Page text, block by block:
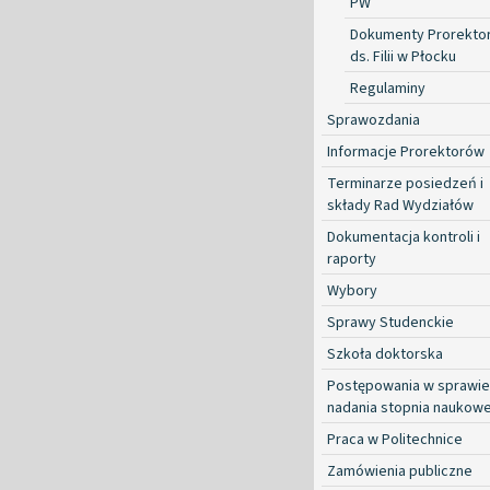
Dokumenty
ds. Filii w Płocku
Regulaminy
Sprawozdania
Informacje Prorektorów
Terminarze posiedzeń i
składy Rad Wydziałów
Dokumentacja kontroli i
raporty
Wybory
Sprawy Studenckie
Szkoła doktorska
Postępowania w sprawie
nadania stopnia
Praca w Politechnice
Zamówienia publiczne